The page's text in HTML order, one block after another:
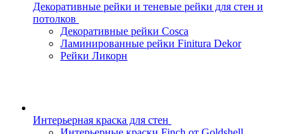
Декоративные рейки и теневые рейки для стен и
потолков
Декоративные рейки Cosca
Ламинированные рейки Finitura Dekor
Рейки Ликорн
Интерьерная краска для стен